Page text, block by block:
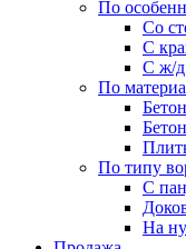
По
Со
С
С ж/д
По
Бетон
По типу
С
На